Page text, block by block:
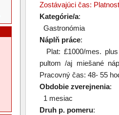
Zostávajúci čas:
Kategórie/a:
Gastronómia
Náplň práce:
Plat: £1000/mes.
pultom /aj miešané
Pracovný čas: 48- 55
Obdobie zverejnenia:
1 mesiac
Druh p. pomeru: